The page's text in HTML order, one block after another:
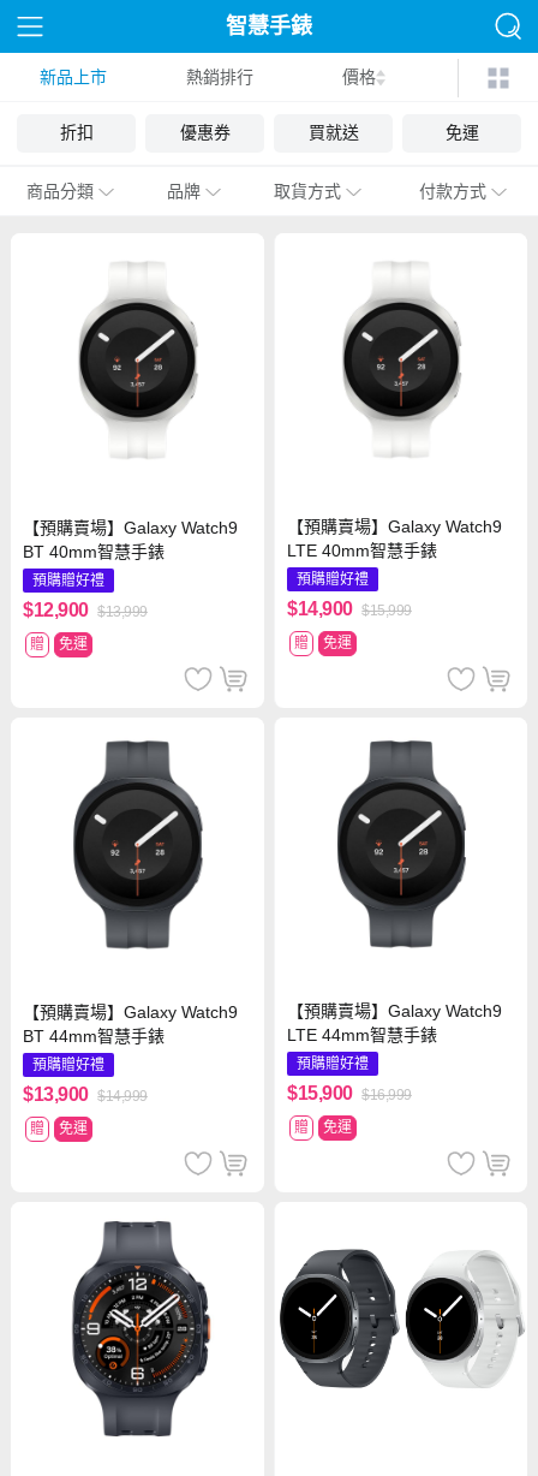
智慧手錶
新品上市 熱銷排行 價格
折扣 優惠券 買就送 免運
商品分類 品牌 取貨方式 付款方式
【預購賣場】Galaxy Watch9
BT 40mm智慧手錶
預購贈好禮
$12,900 $13,999
贈
免運
【預購賣場】Galaxy Watch9
LTE 40mm智慧手錶
預購贈好禮
$14,900 $15,999
贈
免運
【預購賣場】Galaxy Watch9
BT 44mm智慧手錶
預購贈好禮
$13,900 $14,999
贈
免運
【預購賣場】Galaxy Watch9
LTE 44mm智慧手錶
預購贈好禮
$15,900 $16,999
贈
免運